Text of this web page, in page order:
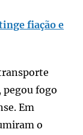
fiação e
fogo
Em
o